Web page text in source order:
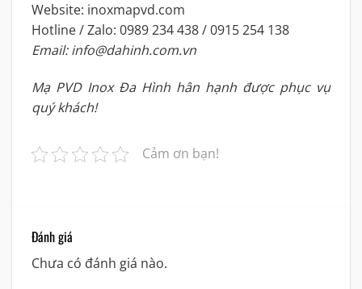
Website: inoxmapvd.com
Hotline / Zalo: 0989 234 438 / 0915 254 138
Email: info@dahinh.com.vn
Mạ PVD Inox Đa Hình hân hạnh được phục vụ
quý khách!
Cảm ơn bạn!
Đánh giá
Chưa có đánh giá nào.